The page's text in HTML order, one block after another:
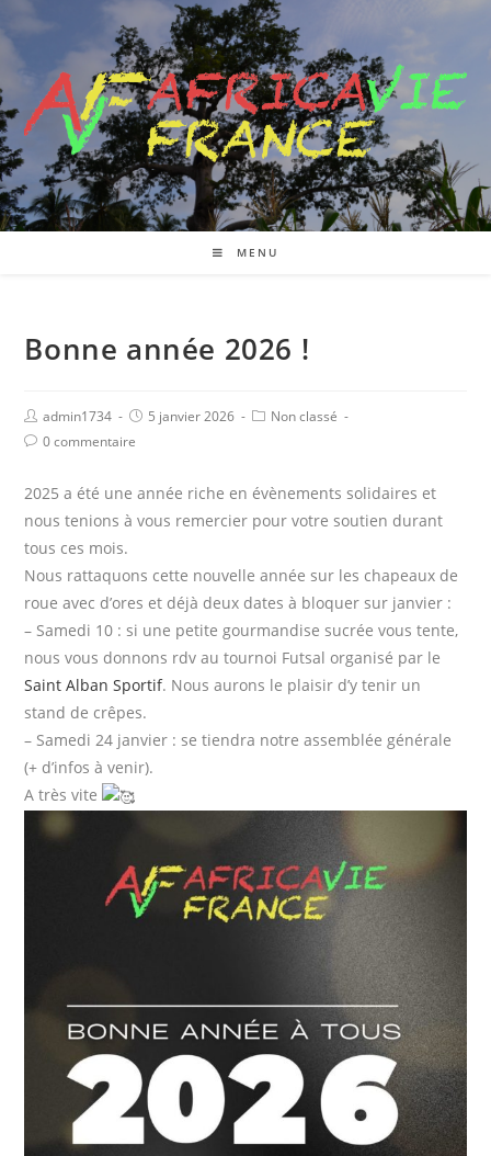
MENU
Bonne année 2026 !
admin1734 5 janvier 2026
Non classé
0 commentaire
2025 a été une année riche en évènements solidaires et
nous tenions à vous remercier pour votre soutien durant
tous ces mois.
Nous rattaquons cette nouvelle année sur les chapeaux de
roue avec d’ores et déjà deux dates à bloquer sur janvier :
– Samedi 10 : si une petite gourmandise sucrée vous tente,
nous vous donnons rdv au tournoi Futsal organisé par le
Saint Alban Sportif. Nous aurons le plaisir d’y tenir un
stand de crêpes.
– Samedi 24 janvier : se tiendra notre assemblée générale
(+ d’infos à venir).
A très vite